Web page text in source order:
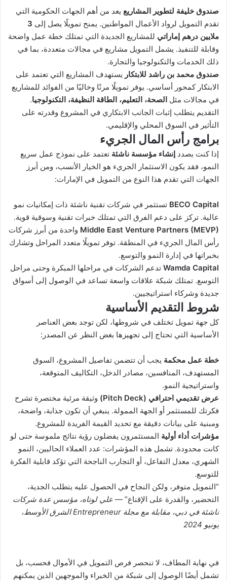
صندوق خليفة لتطوير المشاريع يعد من أهم الجهات الحكومية التي
تقدم التمويل لرواد الأعمال المواطنين. يمنح تمويلًا يصل إلى 3
ملايين درهم إماراتي للمشاريع الجديدة التي تمتلك خطة عمل واضحة
وقابلة للتنفيذ. يشمل التمويل مشاريع في مجالات متعددة، بما في
ذلك الخدمات والتكنولوجيا والتجارة.
صندوق محمد بن راشد للابتكار يستهدف المشاريع التي تعتمد على
الابتكار كمحور أساسي. يوفر تمويلًا مرنًا وخاليًا من الفوائد للمشاريع
في مجالات مثل الصحة، التعليم، الطاقة النظيفة، التكنولوجيا.
التقديم يتطلب إثبات الجانب الابتكاري في المشروع وقدرته على
التأثير في السوق المحلي والإقليمي.
برامج رأس المال الجريء
إذا كنت بصدد إنشاء مؤسسة ناشئة تعتمد على نموذج عمل سريع
النمو، فقد يكون الاستثمار الجريء هو الخيار الأنسب، ومن أبرز
الجهات التي تقدم هذا النوع من التمويل في الإمارات:
BECO Capital تستثمر في شركات تقنية ناشئة ذات إمكانيات نمو
عالية. تركز على دعم الفرق التي تمتلك خبرات تقنية وسوقية قوية.
Middle East Venture Partners (MEVP) واحدة من أبرز شركات
رأس المال الجريء في المنطقة. توفر تمويلًا متعدد المراحل وتشارك
بخبراتها في إدارة النمو والتوسع.
Wamda Capital تدعم الشركات في مراحلها المبكرة وحتى مراحل
التوسع. تمتلك شبكة علاقات واسعة تساعد في الوصول إلى أسواق
جديدة وشركاء استراتيجيين.
شروط التقديم الأساسية
كل جهة تمويل تختلف في شروطها، لكن توجد بعض العناصر
الأساسية التي تحتاج إلى تجهيزها بغض النظر عن المصدر:
خطة عمل محكمة يجب أن تتضمن تفاصيل المشروع، السوق
المستهدف، المنافسين، مصادر الدخل، التكاليف المتوقعة،
واستراتيجية النمو.
عرض تقديمي احترافي (Pitch Deck)
وثيقة مرئية مختصرة تشرح
فكرتك للمستثمر أو الجهة الممولة. ينبغي أن تكون جذابة، واضحة،
ومبنية على بيانات دقيقة مع تحديد القيمة الفريدة للمشروع.
مؤشرات أداء أولية المستثمرون يفضلون رؤية نتائج ملموسة حتى لو
كانت محدودة. تشمل هذه المؤشرات: عدد العملاء الحاليين، النمو
الشهري، معدل التفاعل، أو التجارب الناجحة التي تؤكد قابلية الفكرة
للتوسع.
“التمويل متوفر، ولكن النجاح في الحصول عليه يتطلب الجدية،
التحضير، والقدرة على الإقناع” — علي لوتاه، مؤسس عدة شركات
ناشئة في دبي، مقابلة مع مجلة
Entrepreneur الشرق الأوسط،
يونيو 2024
في نهاية المطاف، لا تنحصر فرص التمويل في الأموال فحسب، بل
تشمل أيضًا الوصول إلى شبكة من الخبراء والموجهين الذين يمكنهم